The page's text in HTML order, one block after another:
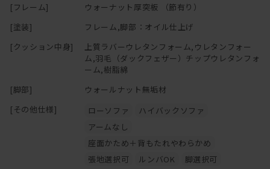
[フレーム]
ウォーナット厚突板 （節有り）
[塗装]
フレーム,脚部：オイル仕上げ
[クッション中身]
上質ラバーウレタンフォーム,ウレタンフォー
ム,羽毛（ダックフェザー）チップウレタンフォ
ーム,樹脂綿
[脚部]
ウォールナット無垢材
[その他仕様]
ローソファ
ハイバックソファ
アームなし
座面かため＋背もたれやわらかめ
張地選択可
ルンバOK
脚選択可